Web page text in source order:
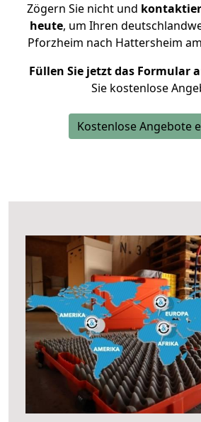
Zögern Sie nicht und
heute, um Ihren
Pforzheim nach Hattersheim
Füllen Sie jetzt das Formular
Sie kostenlose
Kostenlose Angebote